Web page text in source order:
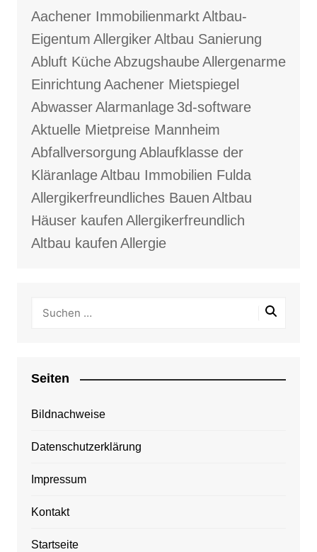
Aachener ImmobilienmarktAltbau-
Eigentum AllergikerAltbau Sanierung
Abluft KücheAbzugshaubeAllergenarme
Einrichtung Aachener Mietspiegel
AbwasserAlarmanlage 3d-software
Aktuelle Mietpreise Mannheim
Abfallversorgung Ablaufklasse der
KläranlageAltbau Immobilien Fulda
Allergikerfreundliches Bauen Altbau
Häuser kaufen Allergikerfreundlich
Altbau kaufen Allergie
Seiten
Bildnachweise
Datenschutzerklärung
Impressum
Kontakt
Startseite